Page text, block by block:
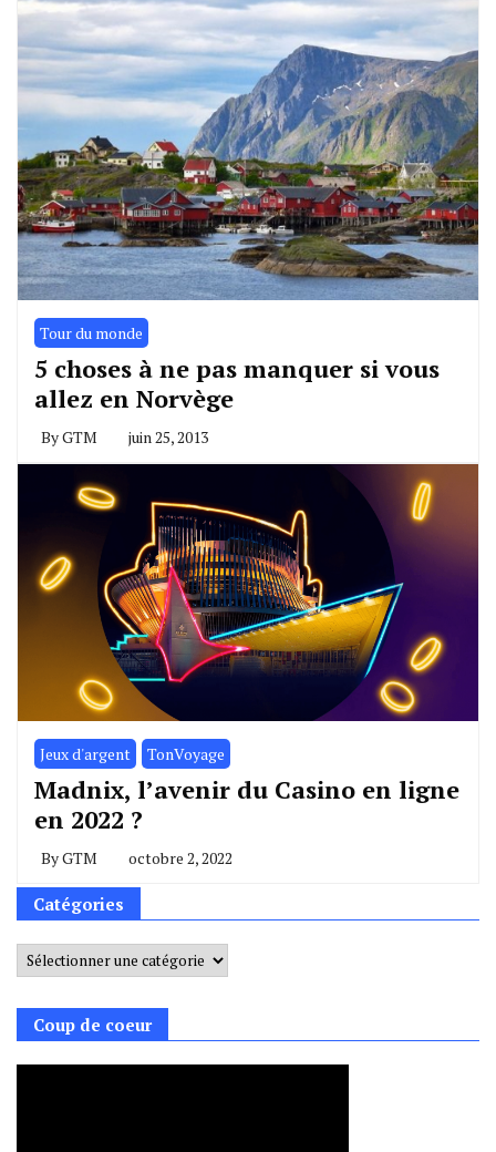
Tour du monde
5 choses à ne pas manquer si vous
allez en Norvège
ByGTM juin 25, 2013
Jeux d'argent TonVoyage
Madnix, l’avenir du Casino en ligne
en 2022 ?
ByGTM octobre 2, 2022
Catégories
Catégories
Coup de coeur